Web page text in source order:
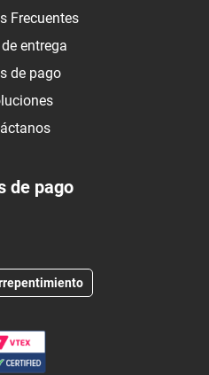
Frecuentes
entrega
de pago
de pago